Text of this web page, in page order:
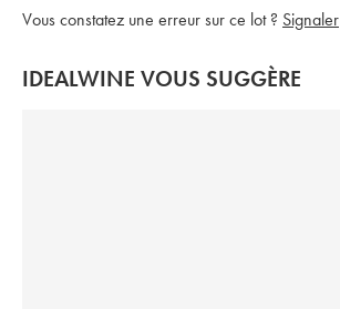
Vous constatez une erreur sur ce lot ? Signaler
IDEALWINE VOUS SUGGÈRE